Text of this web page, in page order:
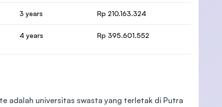
3 years Rp 210.163.324
4 years Rp 395.601.552
adalah universitas swasta yang terletak di Putra